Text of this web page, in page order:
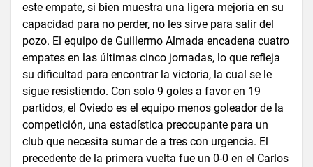
este empate, si bien muestra una ligera mejoría en su
capacidad para no perder, no les sirve para salir del
pozo. El equipo de Guillermo Almada encadena cuatro
empates en las últimas cinco jornadas, lo que refleja
su dificultad para encontrar la victoria, la cual se le
sigue resistiendo. Con solo 9 goles a favor en 19
partidos, el Oviedo es el equipo menos goleador de la
competición, una estadística preocupante para un
club que necesita sumar de a tres con urgencia. El
precedente de la primera vuelta fue un 0-0 en el Carlos